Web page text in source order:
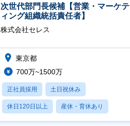
次世代部門長候補【営業・マーケテ
ィング組織統括責任者】
株式会社セレス
東京都
700万~1500万
正社員採用 土日祝休み
休日120日以上 産休・育休あり
賞与あり